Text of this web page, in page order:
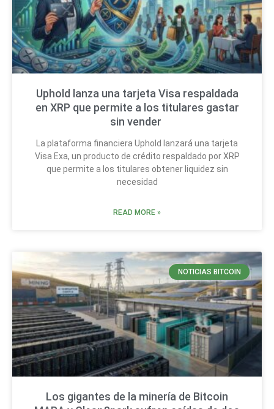
Uphold lanza una tarjeta Visa respaldada
en XRP que permite a los titulares gastar
sin vender
La plataforma financiera Uphold lanzará una tarjeta
Visa Exa, un producto de crédito respaldado por XRP
que permite a los titulares obtener liquidez sin
necesidad
READ MORE »
NOTICIAS BITCOIN
Los gigantes de la minería de Bitcoin